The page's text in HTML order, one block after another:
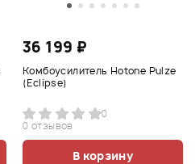
36 199 ₽
Комбоусилитель Hotone Pulze
(Eclipse)
0
0 отзывов
В корзину